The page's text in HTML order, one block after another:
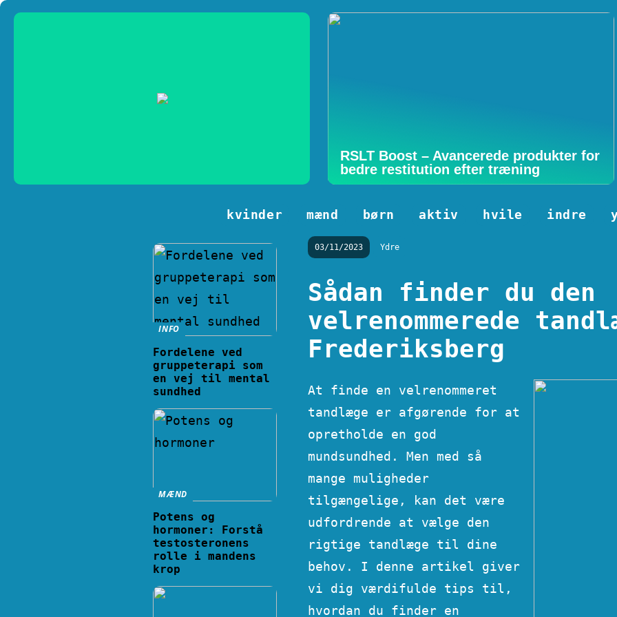
RSLT Boost – Avancerede produkter for
bedre restitution efter træning
kvinder mænd børn aktiv hvile indre
03/11/2023 Ydre
Sådan finder du den
velrenommerede
Frederiksberg
At finde en velrenommeret
tandlæge er afgørende for at
opretholde en god
mundsundhed. Men med så
mange muligheder
tilgængelige, kan det være
udfordrende at vælge den
rigtige tandlæge til dine
behov. I denne artikel giver
vi dig værdifulde tips til,
hvordan du finder en
INFO
Fordelene ved
gruppeterapi som
en vej til mental
sundhed
MÆND
Potens og
hormoner: Forstå
testosteronens
rolle i mandens
krop